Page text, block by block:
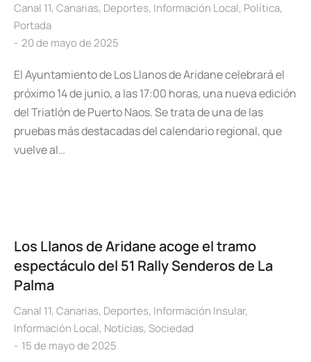
Canal 11, Canarias, Deportes, Información Local, Política,
Portada
20 de mayo de 2025
El Ayuntamiento de Los Llanos de Aridane celebrará el
próximo 14 de junio, a las 17:00 horas, una nueva edición
del Triatlón de Puerto Naos. Se trata de una de las
pruebas más destacadas del calendario regional, que
vuelve al…
Los Llanos de Aridane acoge el tramo
espectáculo del 51 Rally Senderos de La
Palma
Canal 11, Canarias, Deportes, Información Insular,
Información Local, Noticias, Sociedad
15 de mayo de 2025